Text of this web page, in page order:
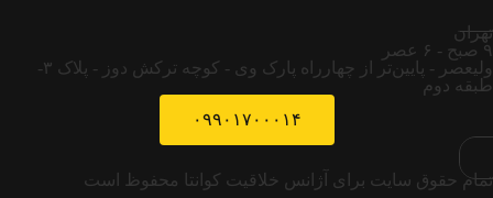
تهران
۹ صبح - ۶ عصر
ولیعصر - پایین‌تر از چهارراه پارک وی - کوچه ترکش دوز - پلاک ۳-
طبقه دوم
۰۹۹۰۱۷۰۰۰۱۴
تمام حقوق سایت برای آژانس خلاقیت کوانتا محفوظ است